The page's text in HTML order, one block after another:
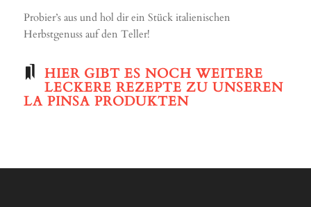
Probier’s aus und hol dir ein Stück italienischen
Herbstgenuss auf den Teller!
HIER GIBT ES NOCH WEITERE
LECKERE REZEPTE ZU UNSEREN
LA PINSA PRODUKTEN